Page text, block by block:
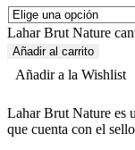
Lahar Brut Nature
Añadir al carrito
Añadir a la Wishlist
Lahar Brut Nature es
que cuenta con el